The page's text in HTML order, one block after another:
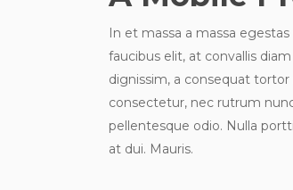
In et massa a massa
faucibus elit, at convallis
dignissim, a consequat
consectetur, nec rutrum
pellentesque odio. Nulla
at dui. Mauris.